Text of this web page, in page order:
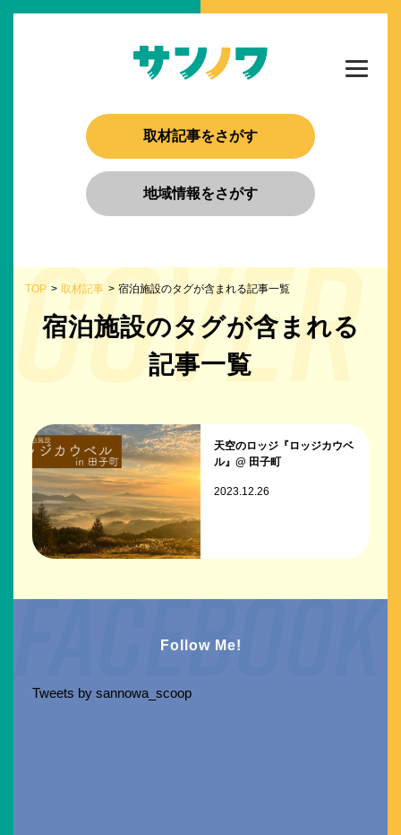
取材記事をさがす
地域情報をさがす
TOP 取材記事 宿泊施設のタグが含まれる記事一覧
宿泊施設のタグが含まれる
記事一覧
天空のロッジ『ロッジカウベ
ル』@ 田子町
2023.12.26
Follow Me!
Tweets by sannowa_scoop